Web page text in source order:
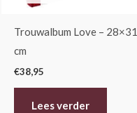
Trouwalbum Love – 28×31
cm
€38,95
Lees verder